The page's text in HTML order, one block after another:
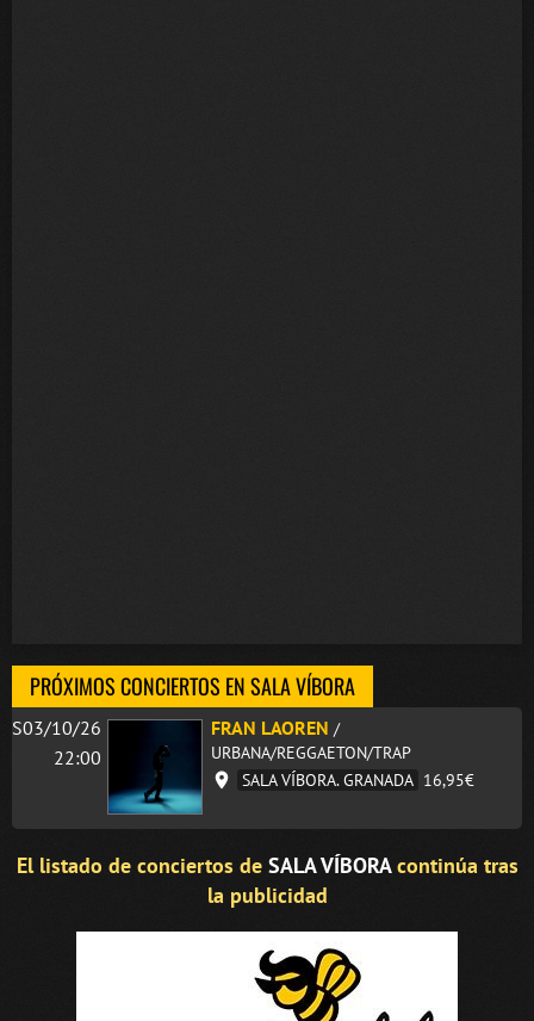
PRÓXIMOS CONCIERTOS EN SALA VÍBORA
S03/10/26
22:00
FRAN LAOREN /
URBANA/REGGAETON/TRAP
SALA VÍBORA. GRANADA 16,95€
El listado de conciertos de SALA VÍBORAcontinúa tras
la publicidad